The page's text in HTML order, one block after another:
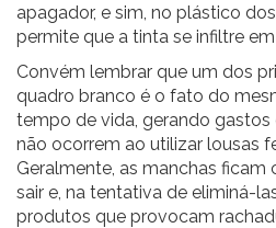
apagador, e sim, no plástico
permite que a tinta se infiltre
Convém lembrar que um dos
quadro branco é o fato do
tempo de vida, gerando
não ocorrem ao utilizar lousas
Geralmente, as manchas ficam
sair e, na tentativa de eliminá-
produtos que provocam